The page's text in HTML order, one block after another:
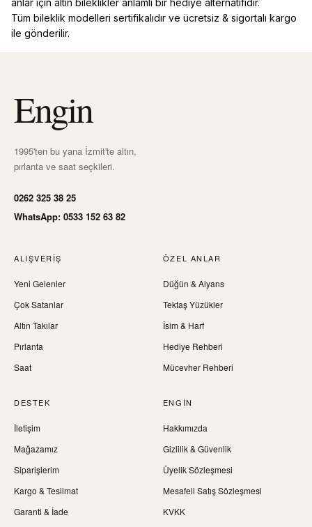
Tüm bileklik modelleri sertifikalıdır ve ücretsiz & sigortalı kargo
ile gönderilir.
Engin
1995'ten bu yana İzmit'te altın,
pırlanta ve saat seçkileri.
0262 325 38 25
WhatsApp: 0533 152 63 82
ALIŞVERIŞ
Yeni Gelenler
Çok Satanlar
Altın Takılar
Pırlanta
Saat
ÖZEL ANLAR
Düğün & Alyans
Tektaş Yüzükler
İsim & Harf
Hediye Rehberi
Mücevher Rehberi
DESTEK
İletişim
Mağazamız
Siparişlerim
Kargo & Teslimat
Garanti & İade
ENGIN
Hakkımızda
Gizlilik & Güvenlik
Üyelik Sözleşmesi
Mesafeli Satış Sözleşmesi
KVKK